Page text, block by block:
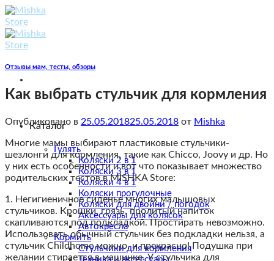
Skip
to
content
Каталог
Гулять
Коляски 2 в 1
Коляски 3 в 1
Коляски 4 в 1
Коляски прогулочные
Коляски для двойни / погодок
Аксессуары для колясок
Автокресла
Кормить
Стульчики для кормления
Отзывы мам, тесты, обзоры
Как выбрать стульчик для кормления
Опубликовано в 25.05.201825.05.2018 от Mishka
Многие мамы выбирают пластиковые стульчики-
шезлонги для кормления, такие как Chicco, Joovy и др. Но
у них есть особенности и вот что показывает множество
родительских тестов в MISHKA Store:
1. Негигиеничное сиденье многих малышовых
стульчиков. Крошки, грязь, пролитый напиток
скапливаются под подкладкой. Простирать невозможно.
Использовать обычный стульчик без подкладки нельзя, а
стульчик Childhome можно, и прекрасно! Подушка при
желании стирается в машинке. У стульчика для